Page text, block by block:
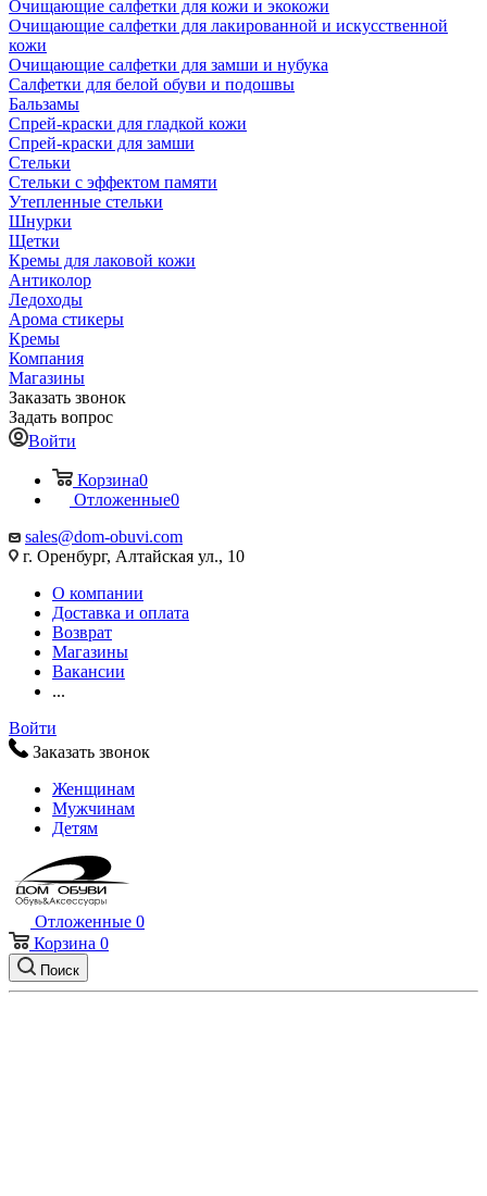
Очищающие салфетки для кожи и экокожи
Очищающие салфетки для лакированной и искусственной
кожи
Очищающие салфетки для замши и нубука
Салфетки для белой обуви и подошвы
Бальзамы
Спрей-краски для гладкой кожи
Спрей-краски для замши
Стельки
Стельки с эффектом памяти
Утепленные стельки
Шнурки
Щетки
Кремы для лаковой кожи
Антиколор
Ледоходы
Арома стикеры
Кремы
Компания
Магазины
Заказать звонок
Задать вопрос
Войти
Корзина0
Отложенные0
sales@dom-obuvi.com
г. Оренбург, Алтайская ул., 10
О компании
Доставка и оплата
Возврат
Магазины
Вакансии
...
Войти
Заказать звонок
Женщинам
Мужчинам
Детям
Отложенные 0
Корзина 0
Поиск